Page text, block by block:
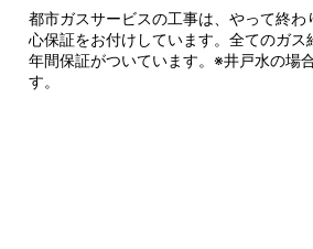
都市ガスサービスの工事は、やって終わ
心保証をお付けしています。全てのガス
年間保証がついています。※井戸水の場
す。